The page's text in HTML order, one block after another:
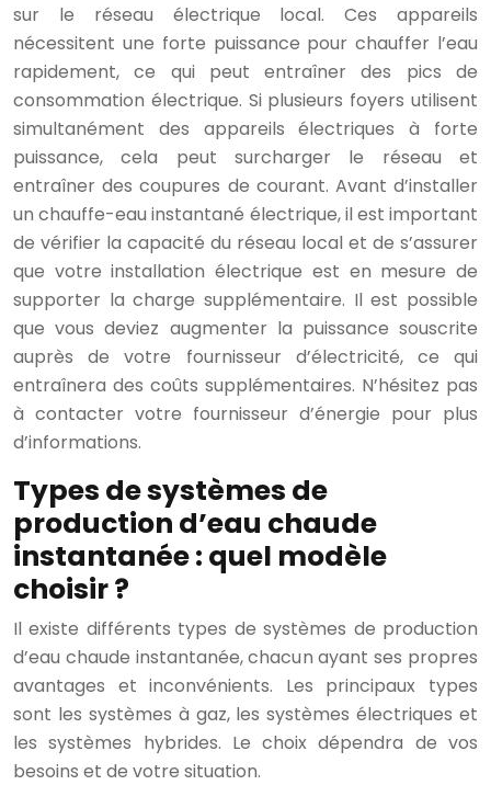
sur le réseau électrique local. Ces appareils
nécessitent une forte puissance pour chauffer l’eau
rapidement, ce qui peut entraîner des pics de
consommation électrique. Si plusieurs foyers utilisent
simultanément des appareils électriques à forte
puissance, cela peut surcharger le réseau et
entraîner des coupures de courant. Avant d’installer
un chauffe-eau instantané électrique, il est important
de vérifier la capacité du réseau local et de s’assurer
que votre installation électrique est en mesure de
supporter la charge supplémentaire. Il est possible
que vous deviez augmenter la puissance souscrite
auprès de votre fournisseur d’électricité, ce qui
entraînera des coûts supplémentaires. N’hésitez pas
à contacter votre fournisseur d’énergie pour plus
d’informations.
Types de systèmes de
production d’eau chaude
instantanée : quel modèle
choisir ?
Il existe différents types de systèmes de production
d’eau chaude instantanée, chacun ayant ses propres
avantages et inconvénients. Les principaux types
sont les systèmes à gaz, les systèmes électriques et
les systèmes hybrides. Le choix dépendra de vos
besoins et de votre situation.